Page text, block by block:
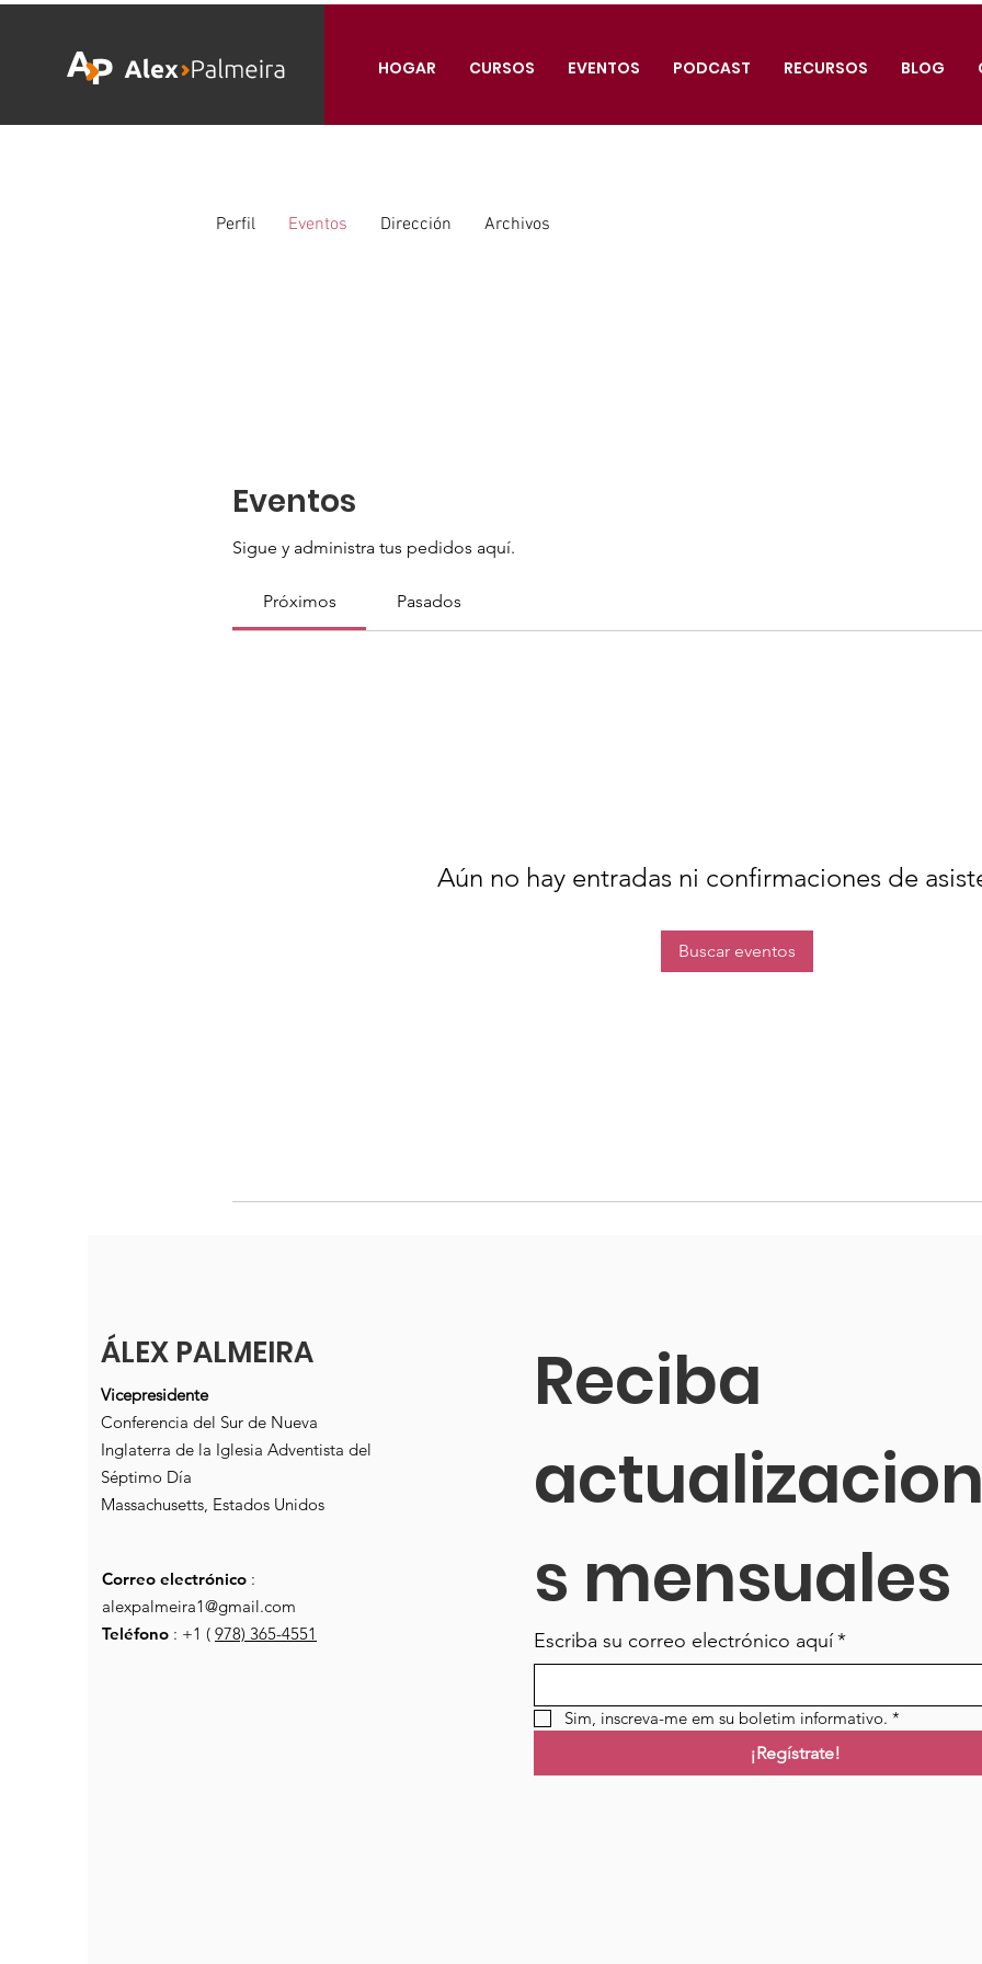
HOGAR CURSOS EVENTOS PODCAST RECURSOS BLOG
Eventos
Sigue y administra tus pedidos aquí.
Próximos Pasados
Aún no hay entradas ni confirmaciones de
Buscar eventos
Perfil Eventos Dirección Archivos
ÁLEX PALMEIRA
Vicepresidente
Conferencia del Sur de Nueva
Inglaterra de la Iglesia Adventista del
Séptimo Día
Massachusetts, Estados Unidos
Correo electrónico :
alexpalmeira1@gmail.com
Teléfono : +1 ( 978) 365-4551
Reciba
s mensuales
Escriba su correo electrónico aquí*
Sim, inscreva-me em su boletim informativo. *
¡Regístrate!